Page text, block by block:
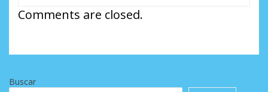
Comments are closed.
Buscar